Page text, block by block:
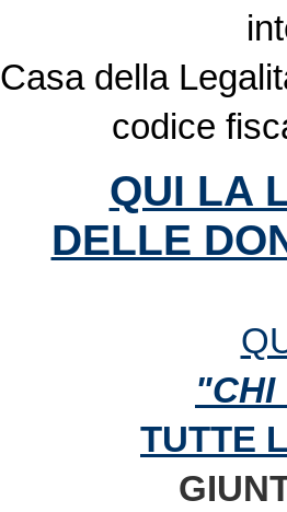
Casa della
codice
QUI LA
DELLE
"CHI
TUTTE